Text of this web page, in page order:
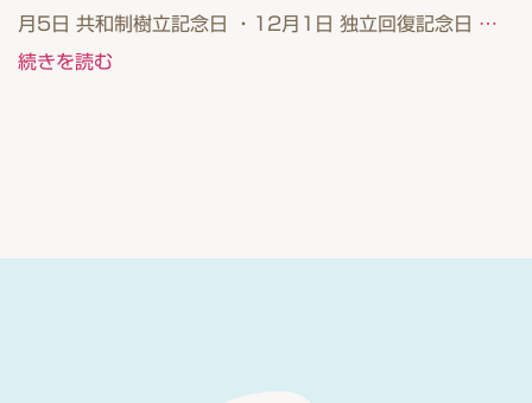
月5日 共和制樹立記念日 ・12月1日 独立回復記念日 …
続きを読む